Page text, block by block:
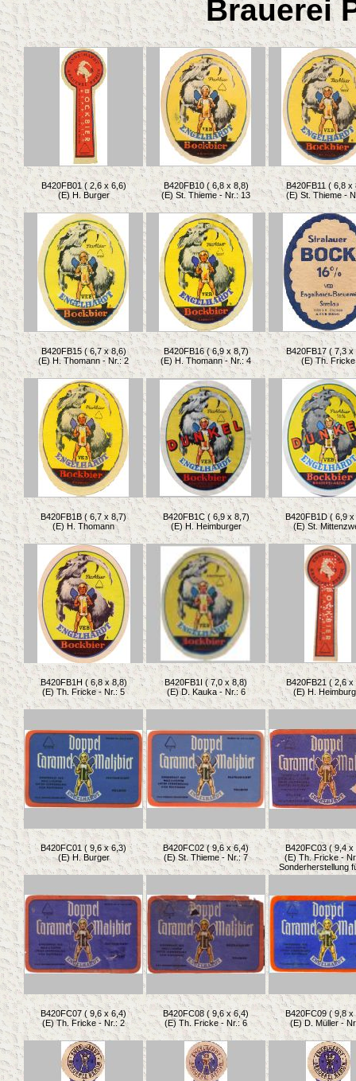
Brauerei
B420FB01 ( 2,6 x 6,6)
(E) H. Burger
B420FB10 ( 6,8 x 8,8)
(E) St. Thieme - Nr.: 13
B420FB11 ( 6,8 x
(E) St. Thieme -
B420FB15 ( 6,7 x 8,6)
(E) H. Thomann - Nr.: 2
B420FB16 ( 6,9 x 8,7)
(E) H. Thomann - Nr.: 4
B420FB17 ( 7,3 x
(E) Th. Fricke
B420FB1B ( 6,7 x 8,7)
(E) H. Thomann
B420FB1C ( 6,9 x 8,7)
(E) H. Heimburger
B420FB1D ( 6,9 x
(E) St.
B420FB1H ( 6,8 x 8,8)
(E) Th. Fricke - Nr.: 5
B420FB1I ( 7,0 x 8,8)
(E) D. Kauka - Nr.: 6
B420FB21 ( 2,6 x
(E) H.
B420FC01 ( 9,6 x 6,3)
(E) H. Burger
B420FC02 ( 9,6 x 6,4)
(E) St. Thieme - Nr.: 7
B420FC03 ( 9,4 x
(E) Th. Fricke -
Sonderherstellung
B420FC07 ( 9,6 x 6,4)
(E) Th. Fricke - Nr.: 2
B420FC08 ( 9,6 x 6,4)
(E) Th. Fricke - Nr.: 6
B420FC09 ( 9,8 x
(E) D. Müller -